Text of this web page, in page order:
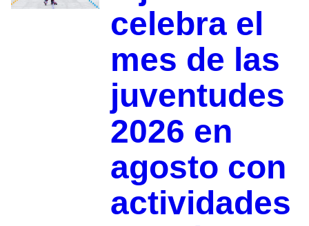
celebra el
mes de las
juventudes
2026 en
agosto con
actividades